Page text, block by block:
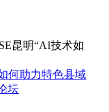
昆明“AI技术如
何助力特色县域
坛